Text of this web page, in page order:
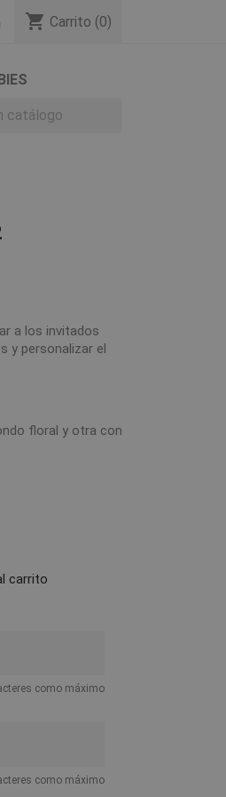
shopping_cart Carrito (0)
a los invitados
y personalizar el
floral y otra con
carrito
como máximo
como máximo